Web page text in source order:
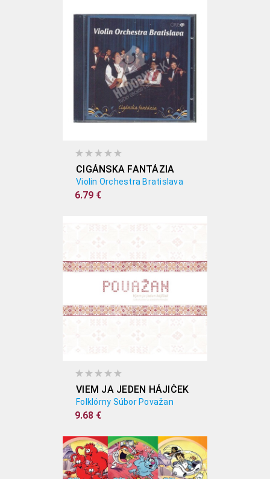
CIGÁNSKA FANTÁZIA
Violin Orchestra Bratislava
6.79 €
VIEM JA JEDEN HÁJIČEK
Folklórny Súbor Považan
9.68 €